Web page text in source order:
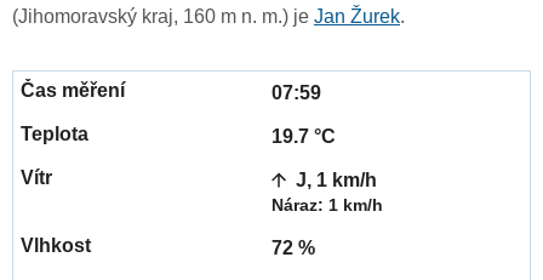
(Jihomoravský kraj, 160 m n. m.) je Jan Žurek.
07:59
19.7 °C
J, 1 km/h
Náraz: 1 km/h
72 %